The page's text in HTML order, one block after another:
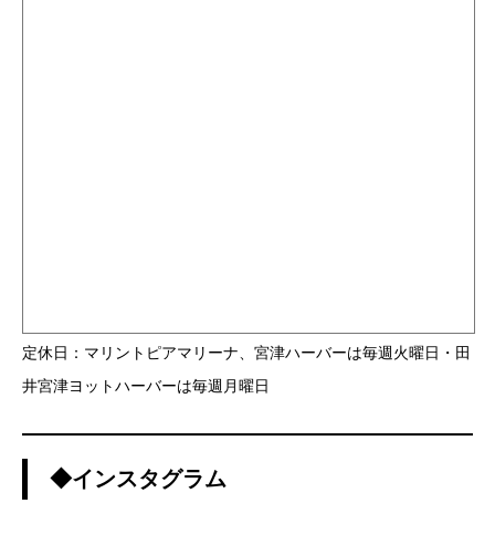
定休日：マリントピアマリーナ、宮津ハーバーは毎週火曜日・田
井宮津ヨットハーバーは毎週月曜日
◆インスタグラム